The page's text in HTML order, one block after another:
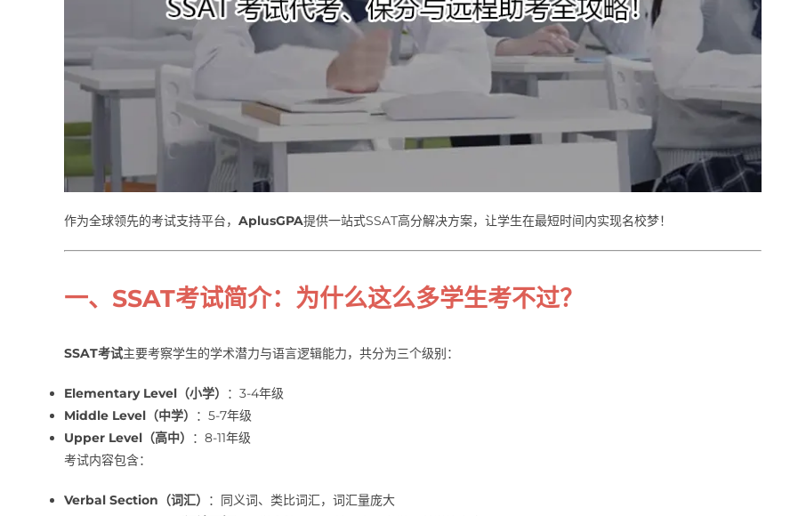
作为全球领先的考试支持平台， AplusGPA提供一站式SSAT高分解决方案，让学生在最短时间内实现名校梦！
一、SSAT考试简介：为什么这么多学生考不过？
SSAT考试主要考察学生的学术潜力与语言逻辑能力，共分为三个级别：
Elementary Level（小学）
：3-4年级
Middle Level（中学）
：5-7年级
Upper Level（高中）
：8-11年级
考试内容包含：
Verbal Section（词汇）
：同义词、类比词汇，词汇量庞大